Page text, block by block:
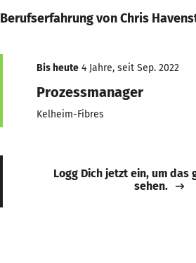
Berufserfahrung von Chris
Bis heute 4 Jahre, seit Sep. 2022
Prozessmanager
Kelheim-Fibres
Logg Dich jetzt ein, um das
sehen.